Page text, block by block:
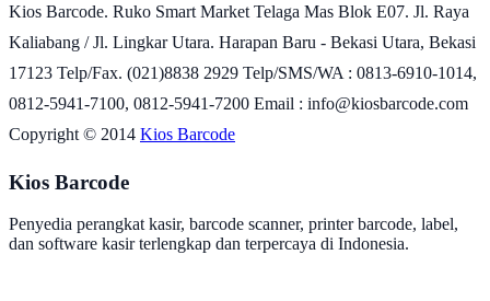
Kios Barcode. Ruko Smart Market Telaga Mas Blok E07. Jl. Raya
Kaliabang / Jl. Lingkar Utara. Harapan Baru - Bekasi Utara, Bekasi
17123 Telp/Fax. (021)8838 2929 Telp/SMS/WA : 0813-6910-1014,
0812-5941-7100, 0812-5941-7200 Email : info@kiosbarcode.com
Copyright © 2014 Kios Barcode
Kios Barcode
Penyedia perangkat kasir, barcode scanner, printer barcode, label,
dan software kasir terlengkap dan terpercaya di Indonesia.